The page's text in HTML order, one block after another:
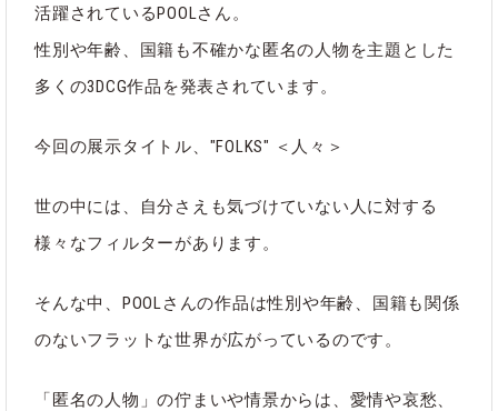
活躍されているPOOLさん。
性別や年齢、国籍も不確かな匿名の人物を主題とした
多くの3DCG作品を発表されています。
今回の展示タイトル、"FOLKS" ＜人々＞
世の中には、自分さえも気づけていない人に対する
様々なフィルターがあります。
そんな中、POOLさんの作品は性別や年齢、国籍も関係
のないフラットな世界が広がっているのです。
「匿名の人物 」の佇まいや情景からは、愛情や哀愁、